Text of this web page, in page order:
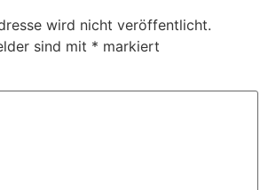
wird nicht veröffentlicht.
sind mit * markiert